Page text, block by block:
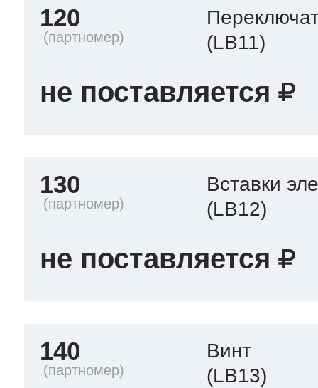
120
(LB11)
не поставляется
130
Вставки
(LB12)
не поставляется
140
Винт
(LB13)